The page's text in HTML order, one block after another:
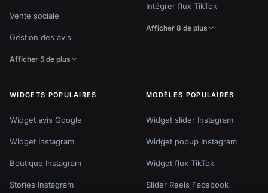
Vente sociale
Gestion des avis
Afficher 5 de plus
Intégrer flux TikTok
Afficher 8 de plus
WIDGETS POPULAIRES
Widget avis Google
Widget Instagram
Boutique Instagram
Stories Instagram
MODÈLES POPULAIRES
Widget slider Instagram
Widget popup Instagram
Widget flux TikTok
Slider Reels Facebook